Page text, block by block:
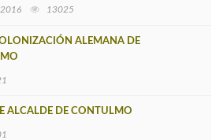
13025
ALEMANA DE
ALCALDE DE CONTULMO